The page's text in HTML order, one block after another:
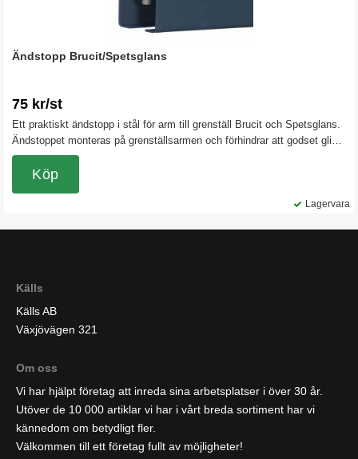
Ändstopp Brucit/Spetsglans
75 kr/st
Ett praktiskt ändstopp i stål för arm till grenställ Brucit och Spetsglans.
Ändstoppet monteras på grenställsarmen och förhindrar att godset glider
utåt på armen.
Lagervara
Köp
Källs
Källs AB
Växjövägen 321
Om oss
Vi har hjälpt företag att inreda sina arbetsplatser i över 30 år.
Utöver de 10 000 artiklar vi har i vårt breda sortiment har vi
kännedom om betydligt fler.
Välkommen till ett företag fullt av möjligheter!